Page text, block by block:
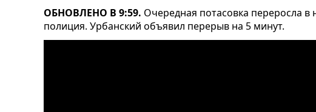
ОБНОВЛЕНО В 9:59. Очередная потасовка переросла в
полиция. Урбанский объявил перерыв на 5 минут.